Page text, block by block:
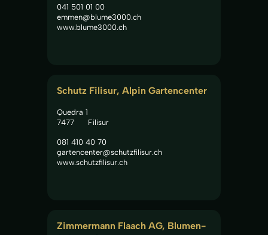
041 501 01 00
emmen@blume3000.ch
www.blume3000.ch
Schutz Filisur, Alpin Gartencenter
Quedra 1
7477
Filisur
081 410 40 70
gartencenter@schutzfilisur.ch
www.schutzfilisur.ch
Zimmermann Flaach AG, Blumen-